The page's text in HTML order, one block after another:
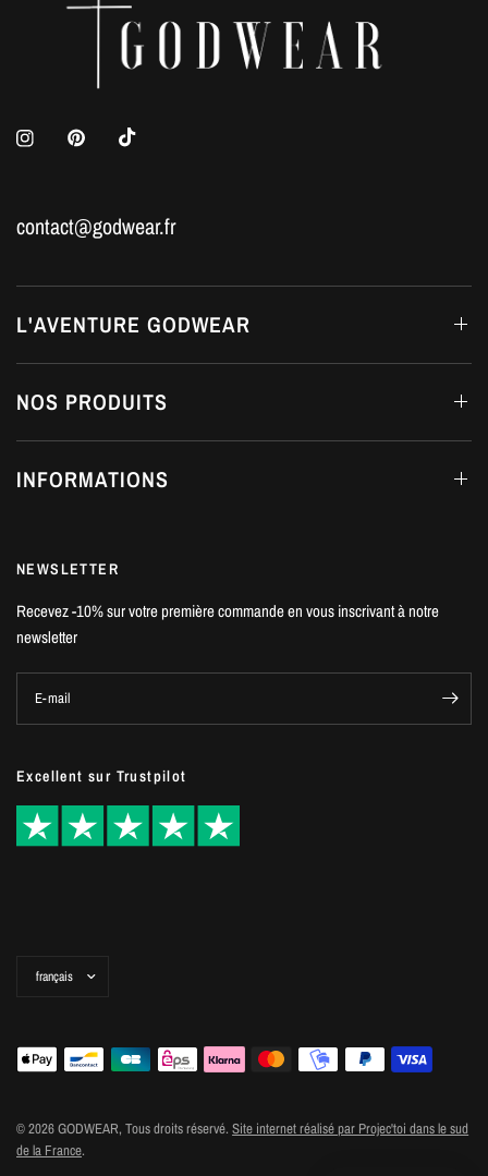
contact@godwear.fr
L'AVENTURE GODWEAR
NOS PRODUITS
INFORMATIONS
NEWSLETTER
Recevez -10% sur votre première commande en vous inscrivant à notre
newsletter
E-mail
Excellent sur Trustpilot
pays/la
région
© 2026 GODWEAR, Tous droits réservé.Site internet réalisé par Projec'toi dans le sud
de la France.